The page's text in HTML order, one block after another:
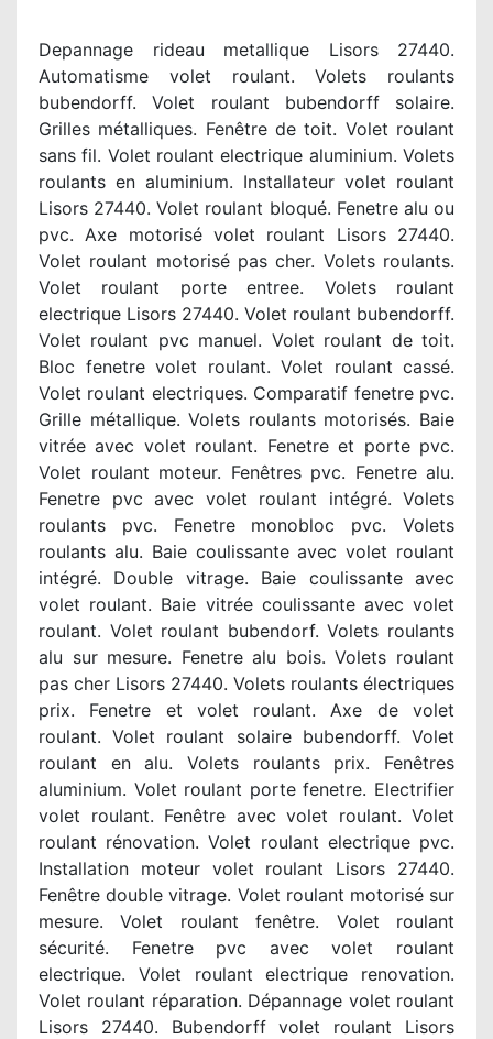
Depannage rideau metallique Lisors 27440.
Automatisme volet roulant. Volets roulants
bubendorff. Volet roulant bubendorff solaire.
Grilles métalliques. Fenêtre de toit. Volet roulant
sans fil. Volet roulant electrique aluminium. Volets
roulants en aluminium. Installateur volet roulant
Lisors 27440. Volet roulant bloqué. Fenetre alu ou
pvc. Axe motorisé volet roulant Lisors 27440.
Volet roulant motorisé pas cher. Volets roulants.
Volet roulant porte entree. Volets roulant
electrique Lisors 27440. Volet roulant bubendorff.
Volet roulant pvc manuel. Volet roulant de toit.
Bloc fenetre volet roulant. Volet roulant cassé.
Volet roulant electriques. Comparatif fenetre pvc.
Grille métallique. Volets roulants motorisés. Baie
vitrée avec volet roulant. Fenetre et porte pvc.
Volet roulant moteur. Fenêtres pvc. Fenetre alu.
Fenetre pvc avec volet roulant intégré. Volets
roulants pvc. Fenetre monobloc pvc. Volets
roulants alu. Baie coulissante avec volet roulant
intégré. Double vitrage. Baie coulissante avec
volet roulant. Baie vitrée coulissante avec volet
roulant. Volet roulant bubendorf. Volets roulants
alu sur mesure. Fenetre alu bois. Volets roulant
pas cher Lisors 27440. Volets roulants électriques
prix. Fenetre et volet roulant. Axe de volet
roulant. Volet roulant solaire bubendorff. Volet
roulant en alu. Volets roulants prix. Fenêtres
aluminium. Volet roulant porte fenetre. Electrifier
volet roulant. Fenêtre avec volet roulant. Volet
roulant rénovation. Volet roulant electrique pvc.
Installation moteur volet roulant Lisors 27440.
Fenêtre double vitrage. Volet roulant motorisé sur
mesure. Volet roulant fenêtre. Volet roulant
sécurité. Fenetre pvc avec volet roulant
electrique. Volet roulant electrique renovation.
Volet roulant réparation. Dépannage volet roulant
Lisors 27440. Bubendorff volet roulant Lisors